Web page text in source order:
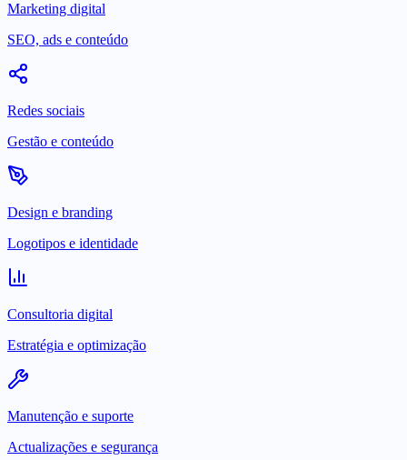
Marketing digital
SEO, ads e conteúdo
Redes sociais
Gestão e conteúdo
Design e branding
Logotipos e identidade
Consultoria digital
Estratégia e optimização
Manutenção e suporte
Actualizações e segurança